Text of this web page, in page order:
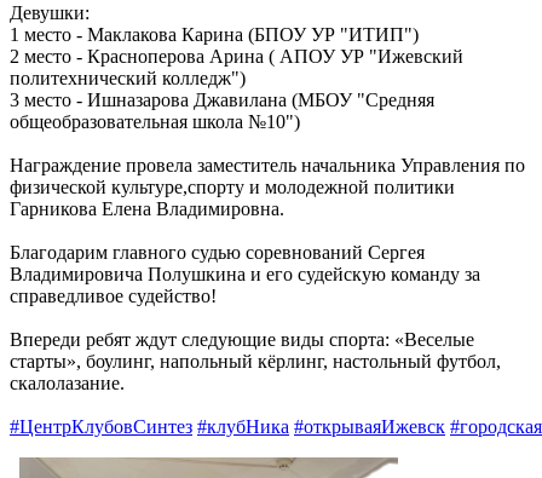
Девушки:
1 место - Маклакова Карина (БПОУ УР "ИТИП")
2 место - Красноперова Арина ( АПОУ УР "Ижевский
политехнический колледж")
3 место - Ишназарова Джавилана (МБОУ "Средняя
общеобразовательная школа №10")
Награждение провела заместитель начальника Управления по
физической культуре,спорту и молодежной политики
Гарникова Елена Владимировна.
Благодарим главного судью соревнований Сергея
Владимировича Полушкина и его судейскую команду за
справедливое судейство!
Впереди ребят ждут следующие виды спорта: «Веселые
старты», боулинг, напольный кёрлинг, настольный футбол,
скалолазание.
#ЦентрКлубовСинтез #клубНика #открываяИжевск